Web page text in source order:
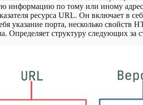
информацию по тому или иному
ресурса URL. Он включает в
указание порта, несколько
Определяет структуру следующих за